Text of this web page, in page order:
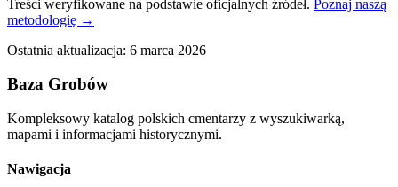
Treści weryfikowane na podstawie oficjalnych źródeł. Poznaj naszą
metodologię →
Ostatnia aktualizacja: 6 marca 2026
Baza Grobów
Kompleksowy katalog polskich cmentarzy z wyszukiwarką,
mapami i informacjami historycznymi.
Nawigacja